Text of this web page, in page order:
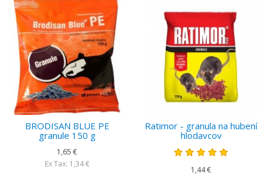
BRODISAN BLUE PE
granule 150 g
1,65 €
Ex Tax: 1,34 €
Ratimor - granula na hubení
hlodavcov
1,44 €